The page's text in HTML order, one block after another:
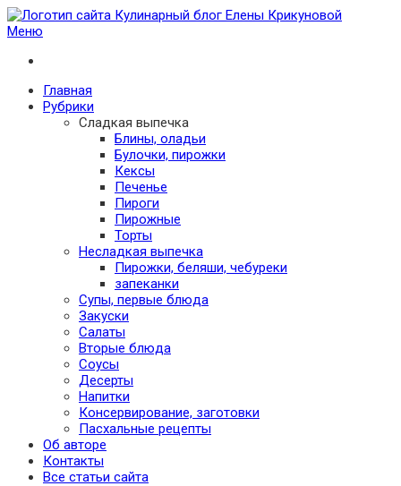
Меню
Главная
Рубрики
Сладкая выпечка
Блины, оладьи
Булочки, пирожки
Кексы
Печенье
Пироги
Пирожные
Торты
Несладкая выпечка
Пирожки, беляши, чебуреки
запеканки
Супы, первые блюда
Закуски
Салаты
Вторые блюда
Соусы
Десерты
Напитки
Консервирование, заготовки
Пасхальные рецепты
Об авторе
Контакты
Все статьи сайта